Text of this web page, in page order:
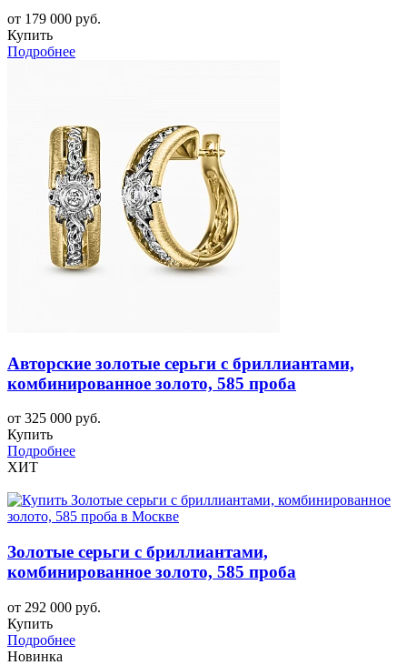
от 179 000 руб.
Купить
Подробнее
Авторские золотые серьги с бриллиантами,
комбинированное золото, 585 проба
от 325 000 руб.
Купить
Подробнее
ХИТ
Золотые серьги с бриллиантами,
комбинированное золото, 585 проба
от 292 000 руб.
Купить
Подробнее
Новинка